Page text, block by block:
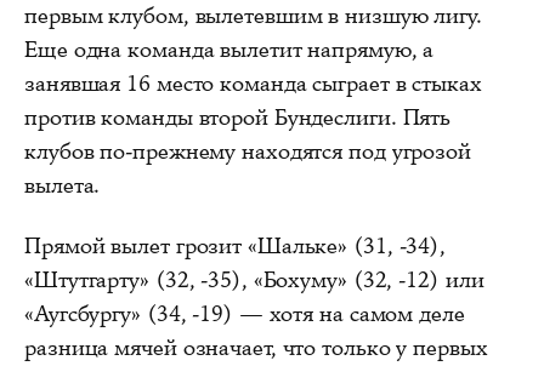
первым клубом, вылетевшим в низшую лигу.
Еще одна команда вылетит напрямую, а
занявшая 16 место команда сыграет в стыках
против команды второй Бундеслиги. Пять
клубов по-прежнему находятся под угрозой
вылета.
Прямой вылет грозит «Шальке» (31, -34),
«Штутгарту» (32, -35), «Бохуму» (32, -12) или
«Аугсбургу» (34, -19) — хотя на самом деле
разница мячей означает, что только у первых